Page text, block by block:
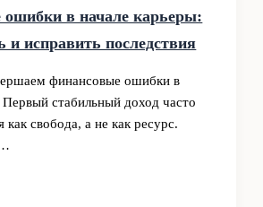
в начале карьеры:
и исправить последствия
финансовые ошибки в
Первый стабильный доход часто
как свобода, а не как ресурс.